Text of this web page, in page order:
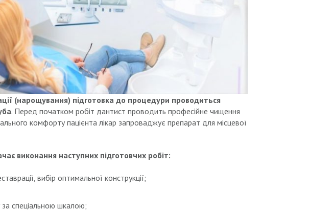
(нарощування) підготовка до процедури проводиться
. Перед початком робіт дантист проводить професійне чищення
комфорту пацієнта лікар запроваджує препарат для місцевої
виконання наступних підготовчих робіт:
вибір оптимальної конструкції;
за спеціальною шкалою;